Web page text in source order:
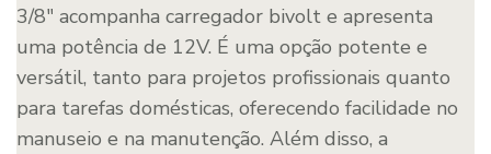
3/8″ acompanha carregador bivolt e apresenta
uma potência de 12V. É uma opção potente e
versátil, tanto para projetos profissionais quanto
para tarefas domésticas, oferecendo facilidade no
manuseio e na manutenção. Além disso, a